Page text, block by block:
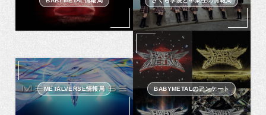
METALVERSE情報局 BABYMETALのアンケート